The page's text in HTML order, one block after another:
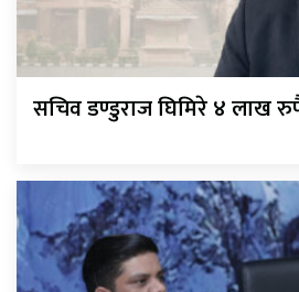
सचिव डण्डुराज घिमिरे ४ लाख